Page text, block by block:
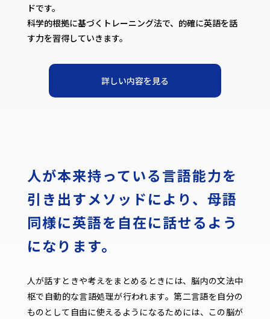
ドです。
科学的根拠に基づくトレーニング法で、的確に英語を話
す力を習得していきます。
詳しい内容を見る
人が本来持っている言語能力を
引き出すメソッドにより、 母語
同様に英語を自在に話せるよう
になります。
人が話すときや考えをまとめるときには、脳内の文法中
枢で自動的な言語処理が行われます。第二言語を自分の
ものとして自由に使えるようになるためには、この脳が